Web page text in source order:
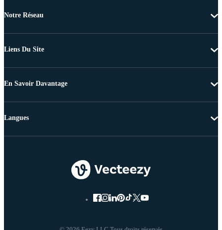
Notre Réseau
Liens Du Site
En Savoir Davantage
Langues